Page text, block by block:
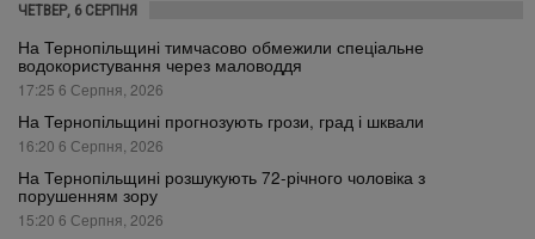
ЧЕТВЕР, 6 СЕРПНЯ
На Тернопільщині тимчасово обмежили спеціальне
водокористування через маловоддя
17:25 6 Серпня, 2026
На Тернопільщині прогнозують грози, град і шквали
16:20 6 Серпня, 2026
На Тернопільщині розшукують 72-річного чоловіка з
порушенням зору
15:20 6 Серпня, 2026